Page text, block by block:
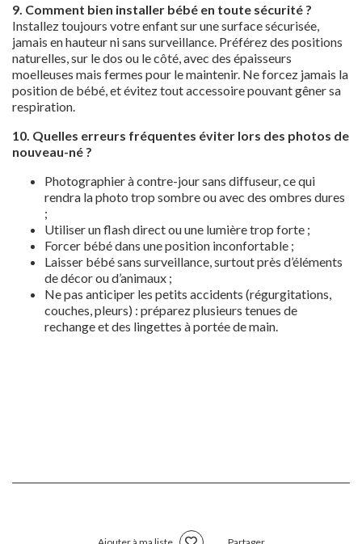
9. Comment bien installer bébé en toute sécurité ?
Installez toujours votre enfant sur une surface sécurisée,
jamais en hauteur ni sans surveillance. Préférez des positions
naturelles, sur le dos ou le côté, avec des épaisseurs
moelleuses mais fermes pour le maintenir. Ne forcez jamais la
position de bébé, et évitez tout accessoire pouvant gêner sa
respiration.
10. Quelles erreurs fréquentes éviter lors des photos de
nouveau-né ?
Photographier à contre-jour sans diffuseur, ce qui
rendra la photo trop sombre ou avec des ombres dures
;
Utiliser un flash direct ou une lumière trop forte ;
Forcer bébé dans une position inconfortable ;
Laisser bébé sans surveillance, surtout près d’éléments
de décor ou d’animaux ;
Ne pas anticiper les petits accidents (régurgitations,
couches, pleurs) : préparez plusieurs tenues de
rechange et des lingettes à portée de main.